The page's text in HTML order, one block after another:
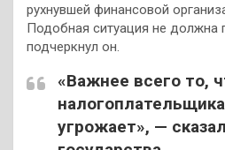
рухнувшей финансовой
Подобная ситуация не должна
подчеркнул он.
«Важнее всего то,
угрожает», —